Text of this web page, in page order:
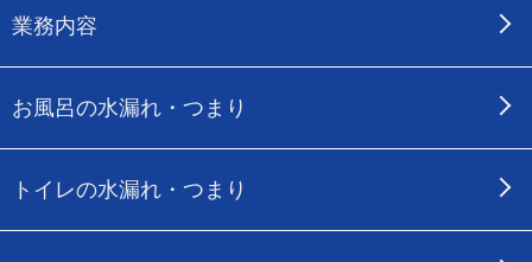
業務内容
お風呂の水漏れ・つまり
トイレの水漏れ・つまり